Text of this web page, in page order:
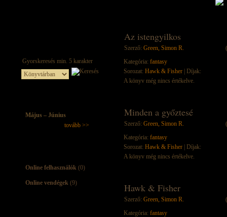
Május – Június
tovább >>
Online felhasználók (0)
Online vendégek (9)
Az istengyilkos
Szerző: Green, Simon R.
Kategória: fantasy
Sorozat: Hawk & Fisher | Díjak:
A könyv még nincs értékelve.
Minden a győztesé
Szerző: Green, Simon R.
Kategória: fantasy
Sorozat: Hawk & Fisher | Díjak:
A könyv még nincs értékelve.
Hawk & Fisher
Szerző: Green, Simon R.
Kategória: fantasy